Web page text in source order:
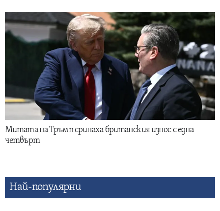
Митата на Тръмп сринаха британския износ с една
четвърт
Най-популярни